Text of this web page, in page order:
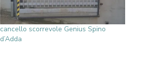
cancello scorrevole Genius Spino
d’Adda